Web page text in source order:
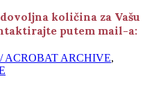
količina za Vašu
putem mail-a:
ACROBAT ARCHIVE,